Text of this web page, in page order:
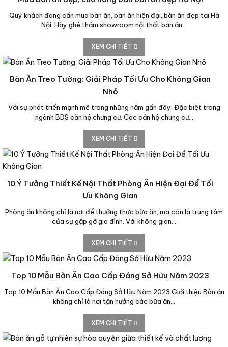
Quý khách đang cần mua bàn ăn, bàn ăn hiện đại, bàn ăn đẹp tại Hà
Nội. Hãy ghé thăm showroom nội thất bàn ăn…
XEM CHI TIẾT
Bàn Ăn Treo Tường: Giải Pháp Tối Ưu Cho Không Gian
Nhỏ
Với sự phát triển mạnh mẽ trong những năm gần đây. Đặc biệt trong
ngành BDS căn hộ chưng cư. Các căn hộ chung cư…
XEM CHI TIẾT
10 Ý Tưởng Thiết Kế Nội Thất Phòng Ăn Hiện Đại Để Tối
Ưu Không Gian
Phòng ăn không chỉ là nơi để thưởng thức bữa ăn, mà còn là trung tâm
của sự gặp gỡ gia đình. Với không gian…
XEM CHI TIẾT
Top 10 Mẫu Bàn Ăn Cao Cấp Đáng Sở Hữu Năm 2023
Top 10 Mẫu Bàn Ăn Cao Cấp Đáng Sở Hữu Năm 2023 Giới thiệu Bàn ăn
không chỉ là nơi tận hưởng các bữa ăn…
XEM CHI TIẾT